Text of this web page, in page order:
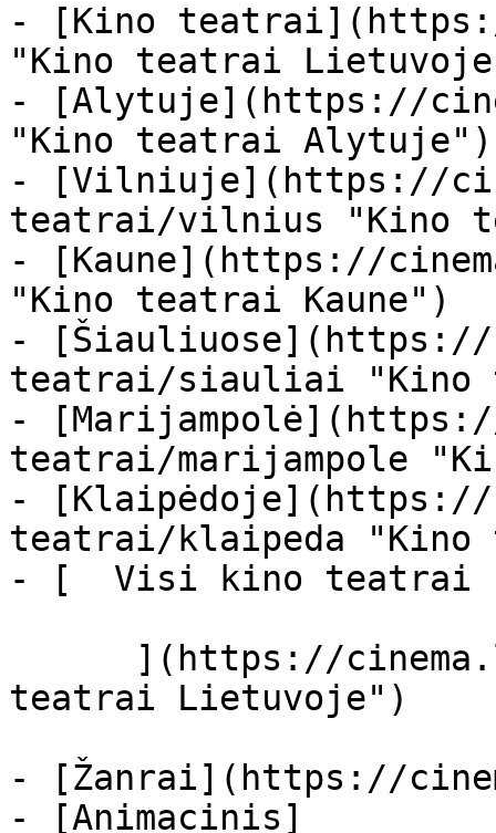
- [Kino
"Kino teatrai
- [Alytuje](https://
"Kino teatrai Alytuje")
- [Vilniuje](https://
teatrai/vilnius "Kino
- [Kaune](https://
"Kino teatrai Kaune")
- [Šiauliuose](https://
teatrai/siauliai "Kino
-
teatrai/marijampole
- [Klaipėdoje](https://
teatrai/klaipeda
- [  Visi kino
teatrai Lietuvoje")
- [Žanrai](https://
- [Animacinis]